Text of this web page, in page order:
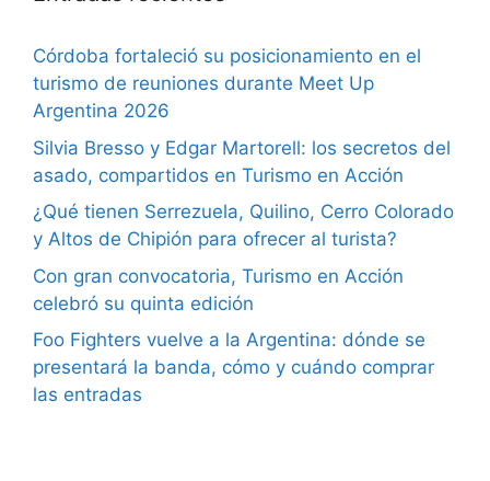
Córdoba fortaleció su posicionamiento en el
turismo de reuniones durante Meet Up
Argentina 2026
Silvia Bresso y Edgar Martorell: los secretos del
asado, compartidos en Turismo en Acción
¿Qué tienen Serrezuela, Quilino, Cerro Colorado
y Altos de Chipión para ofrecer al turista?
Con gran convocatoria, Turismo en Acción
celebró su quinta edición
Foo Fighters vuelve a la Argentina: dónde se
presentará la banda, cómo y cuándo comprar
las entradas